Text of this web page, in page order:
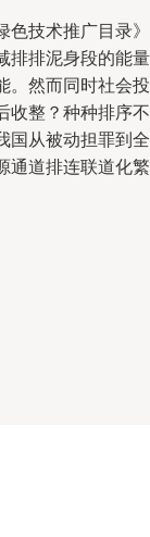
技术推广目录
排泥身段的能
然而同时社会
整？种种排序
从被动担罪到
道排连联道化